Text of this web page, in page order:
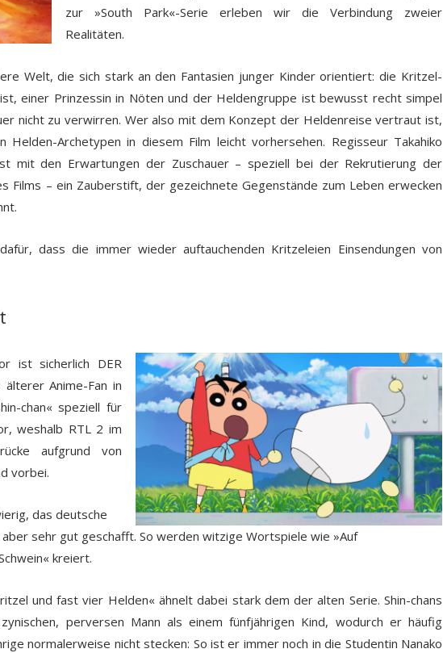
zur »South Park«-Serie erleben wir die Verbindung zweier
Realitäten.
Welt, die sich stark an den Fantasien junger Kinder orientiert: die Kritzel-
einer Prinzessin in Nöten und der Heldengruppe ist bewusst recht simpel
nicht zu verwirren. Wer also mit dem Konzept der Heldenreise vertraut ist,
Archetypen in diesem Film leicht vorhersehen. Regisseur Takahiko
mit den Erwartungen der Zuschauer – speziell bei der Rekrutierung der
Films – ein Zauberstift, der gezeichnete Gegenstände zum Leben erwecken
dass die immer wieder auftauchenden Kritzeleien Einsendungen von
ist sicherlich DER
älterer Anime-Fan in
chan« speziell für
weshalb RTL 2 im
aufgrund von
vorbei.
das deutsche
sehr gut geschafft. So werden witzige Wortspiele wie »Auf
kreiert.
und fast vier Helden« ähnelt dabei stark dem der alten Serie. Shin-chans
perversen Mann als einem fünfjährigen Kind, wodurch er häufig
normalerweise nicht stecken: So ist er immer noch in die Studentin Nanako